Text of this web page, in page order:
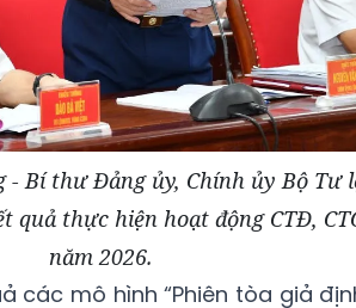
Bí thư Đảng ủy, Chính ủy Bộ Tư
quả thực hiện hoạt động CTĐ,
năm 2026.
các mô hình “Phiên tòa giả